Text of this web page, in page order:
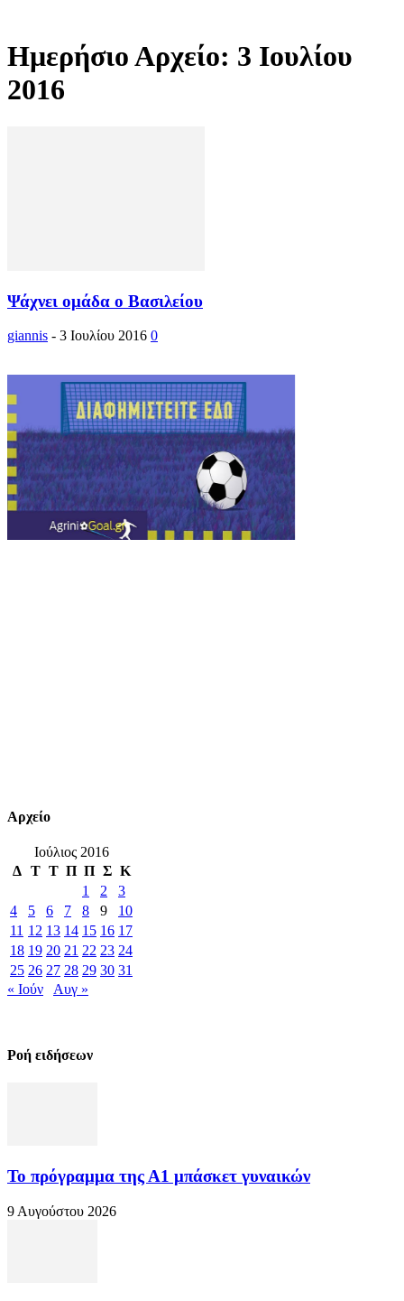
Ημερήσιο Αρχείο: 3 Ιουλίου
2016
Ψάχνει ομάδα ο Βασιλείου
giannis - 3 Ιουλίου 2016 0
Αρχείο
Ιούλιος 2016
Δ Τ Τ Π Π Σ Κ
1
2
3
4
5 6 7 8 9
10
11 12 13 14 15 16 17
18 19 20 21 22 23 24
25 26 27 28 29 30 31
« Ιούν
Αυγ »
Ροή ειδήσεων
Το πρόγραμμα της Α1 μπάσκετ γυναικών
9 Αυγούστου 2026